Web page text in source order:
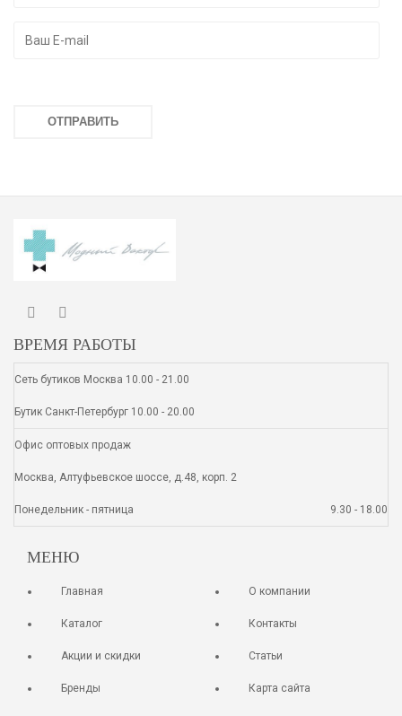
ВРЕМЯ РАБОТЫ
Сеть бутиков Москва 10.00 - 21.00
Бутик Санкт-Петербург 10.00 - 20.00
Офис оптовых продаж
Москва, Алтуфьевское шоссе, д.48, корп. 2
Понедельник - пятница 9.30 - 18.00
МЕНЮ
Главная
Каталог
Акции и скидки
Бренды
О компании
Контакты
Статьи
Карта сайта